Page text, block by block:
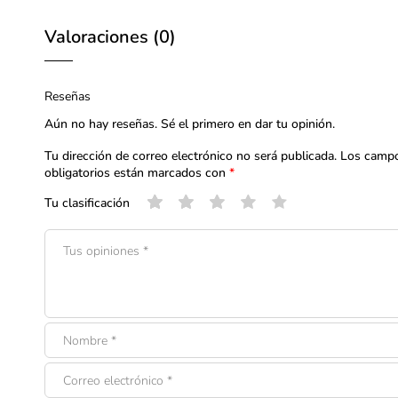
Valoraciones (0)
Reseñas
Aún no hay reseñas. Sé el primero en dar tu opinión.
Tu dirección de correo electrónico no será publicada. Los
obligatorios están marcados con *
Tu clasificación